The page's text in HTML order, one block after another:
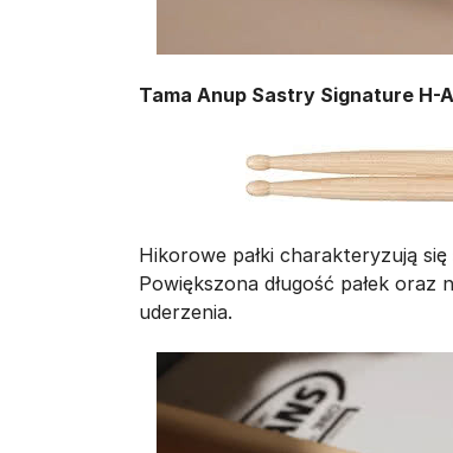
Tama Anup Sastry Signature H-
Hikorowe pałki charakteryzują
Powiększona długość pałek
uderzenia.